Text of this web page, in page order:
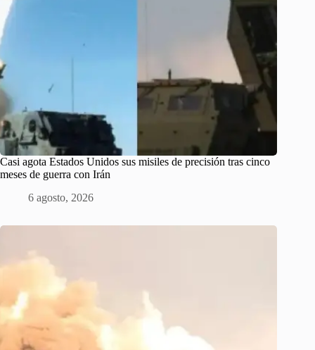
Casi agota Estados Unidos sus misiles de precisión tras cinco
meses de guerra con Irán
6 agosto, 2026